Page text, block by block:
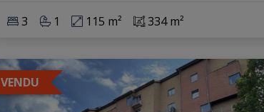
3 1 115 m² 334 m²
VENDU